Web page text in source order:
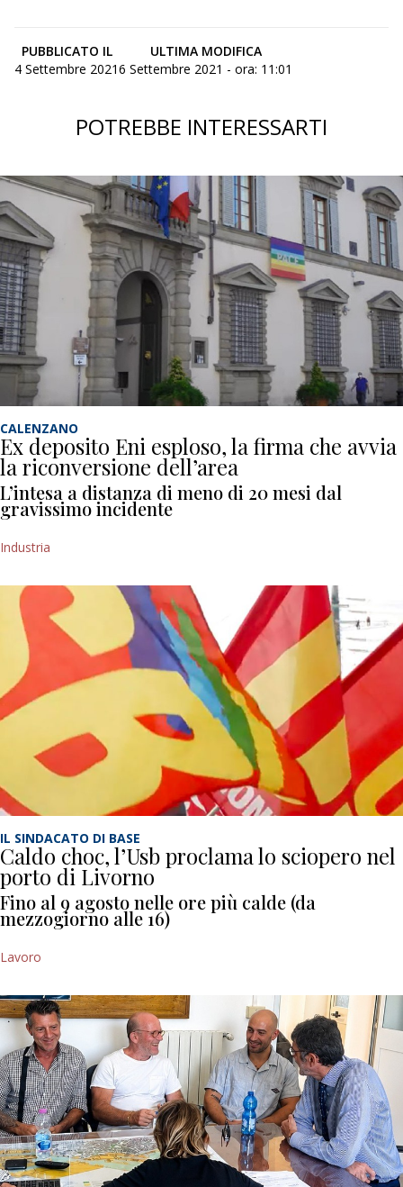
PUBBLICATO IL
4 Settembre 2021
ULTIMA MODIFICA
6 Settembre 2021 - ora: 11:01
POTREBBE INTERESSARTI
CALENZANO
Ex deposito Eni esploso, la firma che avvia
la riconversione dell’area
L’intesa a distanza di meno di 20 mesi dal
gravissimo incidente
Industria
IL SINDACATO DI BASE
Caldo choc, l’Usb proclama lo sciopero nel
porto di Livorno
Fino al 9 agosto nelle ore più calde (da
mezzogiorno alle 16)
Lavoro